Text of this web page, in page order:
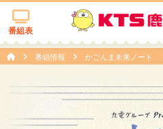
番組表
番組情報 かごんま未来ノート